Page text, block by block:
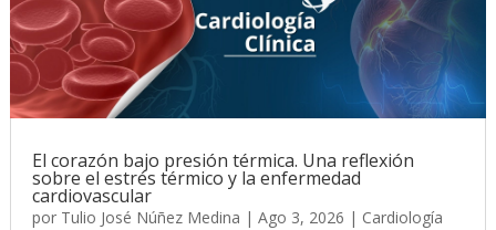
El corazón bajo presión térmica. Una reflexión
sobre el estrés térmico y la enfermedad
cardiovascular
por Tulio José Núñez Medina | Ago 3, 2026 | Cardiología